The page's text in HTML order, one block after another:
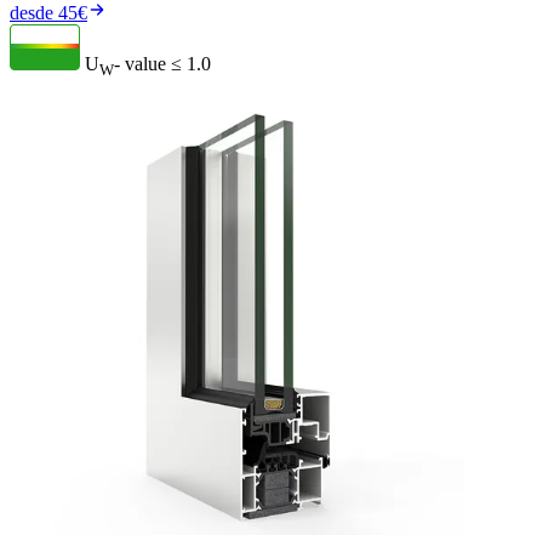
desde 45€
UW- value ≤ 1.0